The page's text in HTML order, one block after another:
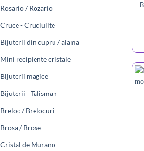
Rosario / Rozario
Cruce - Cruciulite
Bijuterii din cupru / alama
Mini recipiente cristale
Bijuterii magice
Bijuterii - Talisman
Breloc / Brelocuri
Brosa / Brose
Cristal de Murano